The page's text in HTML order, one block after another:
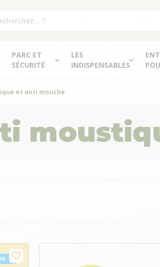
PARC ET
SÉCURITÉ
LES
INDISPENSABLES
et anti mouche